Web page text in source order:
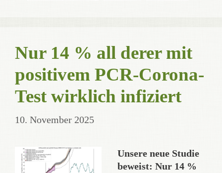
Nur 14 % all derer mit
positivem PCR-Corona-
Test wirklich infiziert
10. November 2025
Unsere neue Studie
beweist: Nur 14 %